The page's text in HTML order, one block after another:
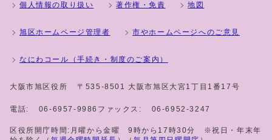
個人情報の取り扱い 著作権・免責 地図
旭区ホームページ管理者 市やホームページへのご意見
なにわコール（手続き・制度のご案内）
大阪市旭区役所 〒535-8501 大阪市旭区大宮1丁目1番17号
電話: 06-6957-9986 ファックス: 06-6952-3247
区役所開庁時間:月曜から金曜 9時から17時30分 ※祝日・年末年